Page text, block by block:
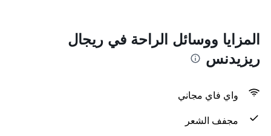
المزايا ووسائل الراحة في ريجال
ريزيدنس
واي فاي مجاني
مجفف الشعر